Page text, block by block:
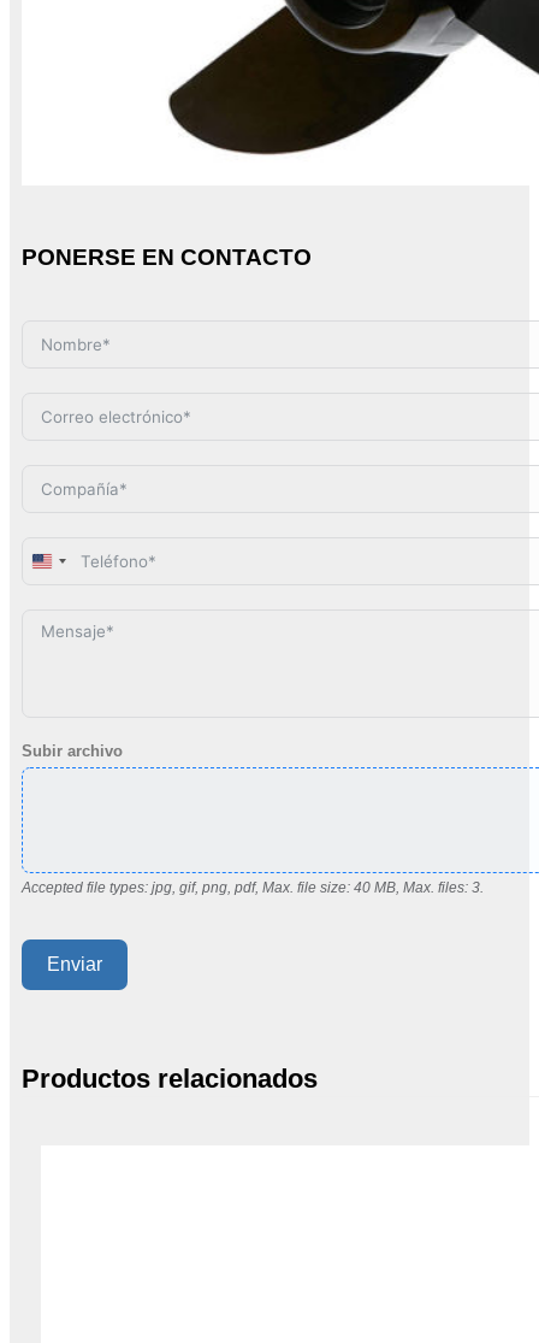
PONERSE EN CONTACTO
United
Subir archivo
Accepted file types: jpg, gif, png, pdf, Max. file size: 40 MB, Max. files: 3.
Enviar
Productos relacionados